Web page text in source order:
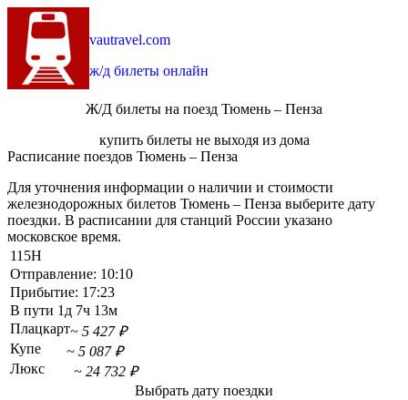
vautravel.com
ж/д билеты онлайн
Ж/Д билеты на поезд Тюмень – Пенза
купить билеты не выходя из дома
Расписание поездов Тюмень – Пенза
Для уточнения информации о наличии и стоимости
железнодорожных билетов Тюмень – Пенза выберите дату
поездки. В расписании для станций России указано
московское время.
115Н
Отправление: 10:10
Прибытие: 17:23
В пути 1д 7ч 13м
Плацкарт~ 5 427 ₽
Купе
~ 5 087 ₽
Люкс
~ 24 732 ₽
Выбрать дату поездки